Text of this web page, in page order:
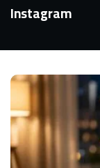
Instagram